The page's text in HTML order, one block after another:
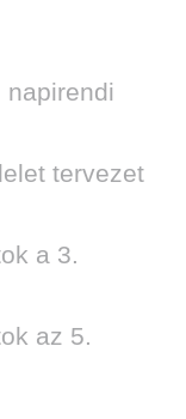
tervezet
a 3.
az 5.